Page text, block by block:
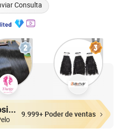
Consulta
Los más vendidos Expositores 9.999+ Poder de ventas